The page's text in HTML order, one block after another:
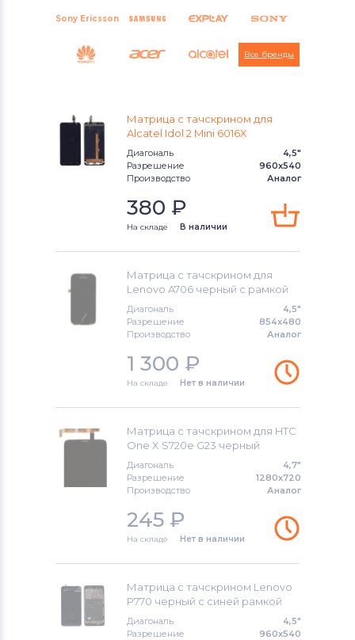
Sony Ericsson
Все бренды
Матрица с тачскрином для
Alcatel Idol 2 Mini 6016X
Диагональ
4,5"
Разрешение
960x540
Производство
Аналог
380 ₽
На складе В наличии
Матрица с тачскрином для
Lenovo A706 черный с рамкой
Диагональ
4,5"
Разрешение
854x480
Производство
Аналог
1 300 ₽
На складе Нет в наличии
Матрица с тачскрином для HTC
One X S720e G23 черный
Диагональ
4,7"
Разрешение
1280x720
Производство
Аналог
245 ₽
На складе Нет в наличии
Матрица с тачскрином Lenovo
P770 черный с синей рамкой
Диагональ
4,5"
Разрешение
960x540